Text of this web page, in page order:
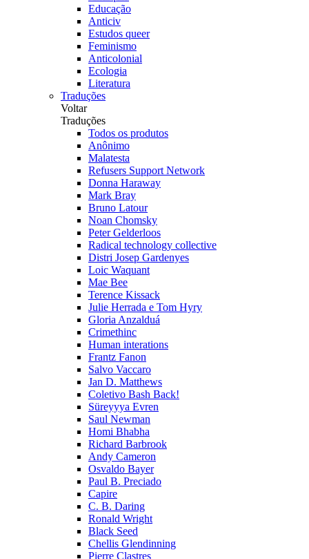
Educação
Anticiv
Estudos queer
Feminismo
Anticolonial
Ecologia
Literatura
Traduções
Voltar
Traduções
Todos os produtos
Anônimo
Malatesta
Refusers Support Network
Donna Haraway
Mark Bray
Bruno Latour
Noan Chomsky
Peter Gelderloos
Radical technology collective
Distri Josep Gardenyes
Loic Waquant
Mae Bee
Terence Kissack
Julie Herrada e Tom Hyry
Gloria Anzalduá
Crimethinc
Human interations
Frantz Fanon
Salvo Vaccaro
Jan D. Matthews
Coletivo Bash Back!
Süreyyya Evren
Saul Newman
Homi Bhabha
Richard Barbrook
Andy Cameron
Osvaldo Bayer
Paul B. Preciado
Capire
C. B. Daring
Ronald Wright
Black Seed
Chellis Glendinning
Pierre Clastres